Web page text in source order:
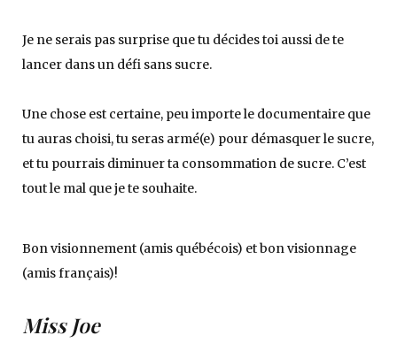
Je ne serais pas surprise que tu décides toi aussi de te
lancer dans un défi sans sucre.
Une chose est certaine, peu importe le documentaire que
tu auras choisi, tu seras armé(e) pour démasquer le sucre,
et tu pourrais diminuer ta consommation de sucre. C’est
tout le mal que je te souhaite.
Bon visionnement (amis québécois) et bon visionnage
(amis français)!
Miss Joe